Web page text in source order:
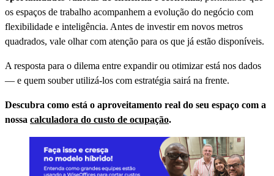
os espaços de trabalho acompanhem a evolução do negócio com
flexibilidade e inteligência. Antes de investir em novos metros
quadrados, vale olhar com atenção para os que já estão disponíveis.
A resposta para o dilema entre expandir ou otimizar está nos dados
— e quem souber utilizá-los com estratégia sairá na frente.
Descubra como está o aproveitamento real do seu espaço com a
nossa calculadora do custo de ocupação.